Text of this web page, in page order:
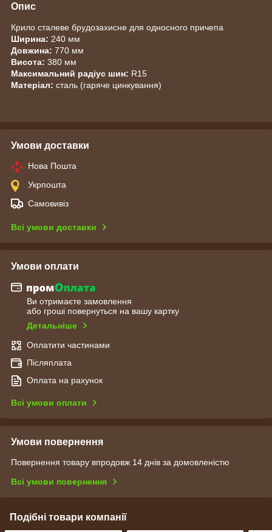
Опис
Крило сталеве брудозахисне для односного причепа
Ширина: 240 мм
Довжина: 770 мм
Висота: 380 мм
Максимальний радіус шин: R15
Матеріал: сталь (гаряче цинкування)
Умови доставки
Нова Пошта
Укрпошта
Самовивіз
Всі умови доставки
Умови оплати
Ви отримаєте замовлення
або гроші повернуться на вашу картку
Детальніше
Оплатити частинами
Післяплата
Оплата на рахунок
Всі умови оплати
Умови повернення
Повернення товару впродовж 14 днів за домовленістю
Всі умови повернення
Подібні товари компанії